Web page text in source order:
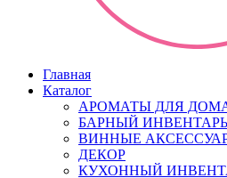
Главная
Каталог
АРОМАТЫ ДЛЯ
БАРНЫЙ ИНВЕНТАРЬ
ВИННЫЕ
ДЕКОР
КУХОННЫЙ